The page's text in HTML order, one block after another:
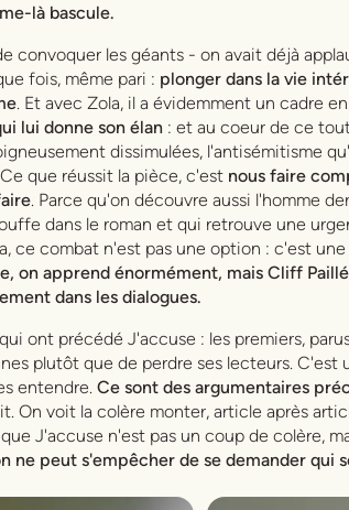
là bascule.
convoquer les géants - on avait déjà
fois, même pari : plonger dans la vie
. Et avec Zola, il a évidemment un cadre
lui donne son élan : et au coeur de ce
dissimulées, l'antisémitisme
que réussit la pièce, c'est nous faire
. Parce qu'on découvre aussi l'homme
dans le roman et qui retrouve une
ce combat n'est pas une option : c'est
on apprend énormément, mais Cliff
dans les dialogues.
ont précédé J'accuse : les premiers,
plutôt que de perdre ses lecteurs. C'est
entendre. Ce sont des argumentaires
On voit la colère monter, article après
J'accuse n'est pas un coup de colère,
ne peut s'empêcher de se demander qui